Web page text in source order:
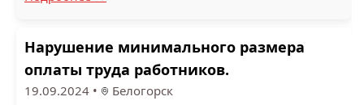
Нарушение минимального размера
оплаты труда работников.
19.09.2024 • Белогорск